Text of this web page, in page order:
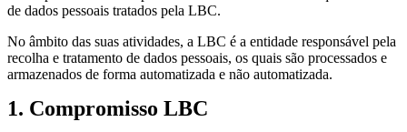
de dados pessoais tratados pela LBC.
No âmbito das suas atividades, a LBC é a entidade responsável pela
recolha e tratamento de dados pessoais, os quais são processados e
armazenados de forma automatizada e não automatizada.
1. Compromisso LBC